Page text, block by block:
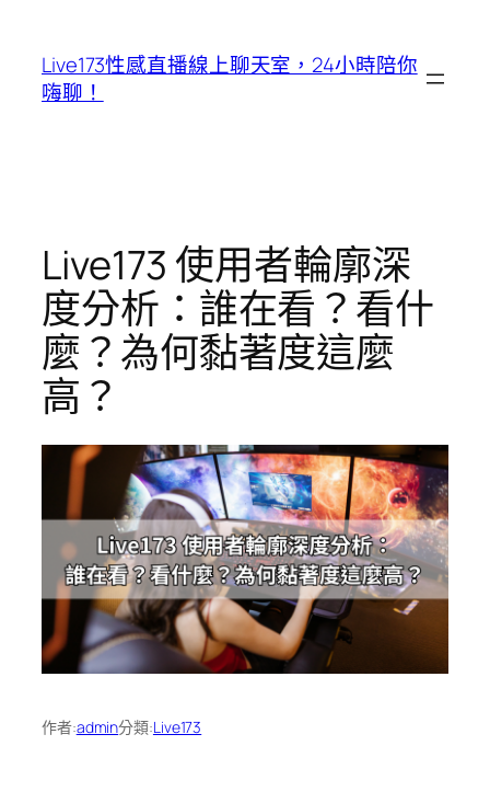
Live173性感直播線上聊天室，24小時陪你
嗨聊！
Live173 使用者輪廓深
度分析：誰在看？看什
麼？為何黏著度這麼
高？
作者:admin分類:Live173